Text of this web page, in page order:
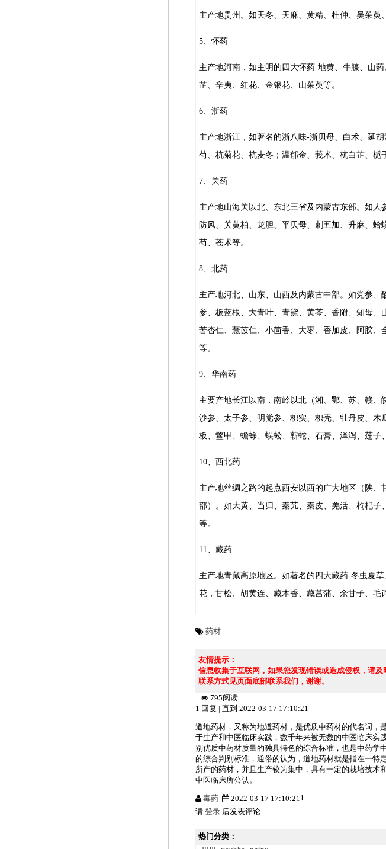
主产地贵州。如天冬、天麻、黄精、杜仲、吴茱萸
5、怀药
主产地河南，如主明的四大怀药-地黄、牛膝、山
芷、辛夷、红花、金银花、山茱萸等。
6、浙药
主产地浙江，如著名的浙八味-浙贝母、白术、延
芍、杭菊花、杭麦冬；温郁金、莪术、杭白芷、栀
7、关药
主产地山海关以北、东北三省及内蒙古东部。如人
防风、关黄柏、龙胆、平贝母、刺五加、升麻、蛤
芍、苍术等。
8、北药
主产地河北、山东、山西及内蒙古中部。如党参、
参、板蓝根、大青叶、青黛、黄芩、香附、知母、
苦杏仁、薏苡仁、小茴香、大枣、香加皮、阿胶、
等。
9、华南药
主要产地长江以南，南岭以北（湘、鄂、苏、赣、
沙参、太子参、明党参、枳实、枳壳、牡丹皮、木
板、鳖甲、蟾蜍、蜈蚣、蕲蛇、石膏、泽泻、莲子
10、西北药
主产地丝绸之路的起点西安以西的广大地区（陕、
部）。如大黄、当归、秦艽、秦皮、羌活、枸杞子
等。
11、藏药
主产地青藏高原地区。如著名的四大藏药-冬虫夏
花，甘松、胡黄连、藏木香、藏菖蒲、余甘子、毛
药材
友情提示：
信息收集于互联网，如果您发现错误或造成侵权，请
联系方式见页面底部联系我们，谢谢。
795阅读
1 回复 | 直到 2022-03-17 17:10:21
道地药材，又称为地道药材，是优质中药材的代名词，
于生产和中医临床实践，数千年来被无数的中医临床实
别优质中药材质量的独具特色的综合标准，也是中药学
的综合判别标准，通俗的认为，道地药材就是指在一特
所产的药材，并且生产较为集中，具有一定的栽培技术
中医临床所公认。
毒药 2022-03-17 17:10:211
请 登录 后发表评论
热门分类：